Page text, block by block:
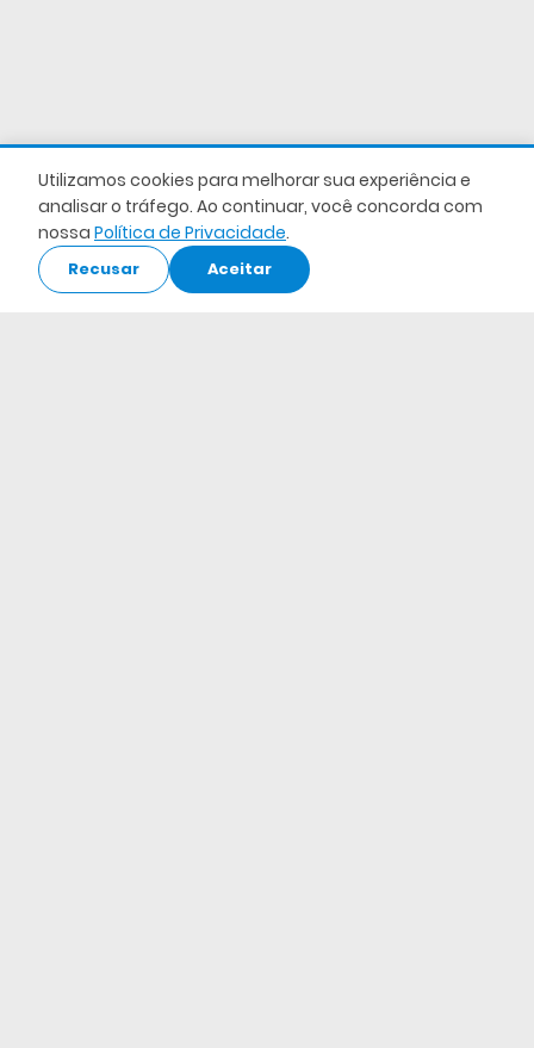
Utilizamos cookies para melhorar sua experiência e
analisar o tráfego. Ao continuar, você concorda com
nossa Política de Privacidade.
Recusar Aceitar